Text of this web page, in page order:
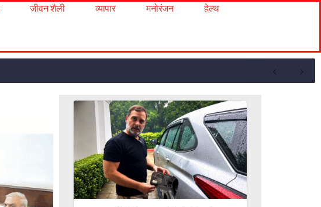
जीवन शैली व्यापार मनोरंजन
हेल्थ